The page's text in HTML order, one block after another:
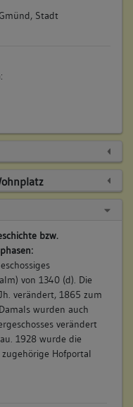
Stadt
:
bzw.
von 1340 (d). Die
verändert, 1865 zum
wurden auch
verändert
1928 wurde die
Hofportal